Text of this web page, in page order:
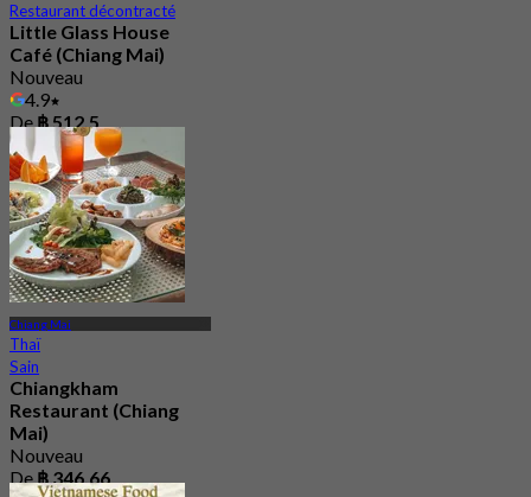
Restaurant décontracté
Little Glass House
Café (Chiang Mai)
Nouveau
4.9
De฿ 512.5
Chiang Mai
Thaï
Sain
Chiangkham
Restaurant (Chiang
Mai)
Nouveau
De฿ 346.66